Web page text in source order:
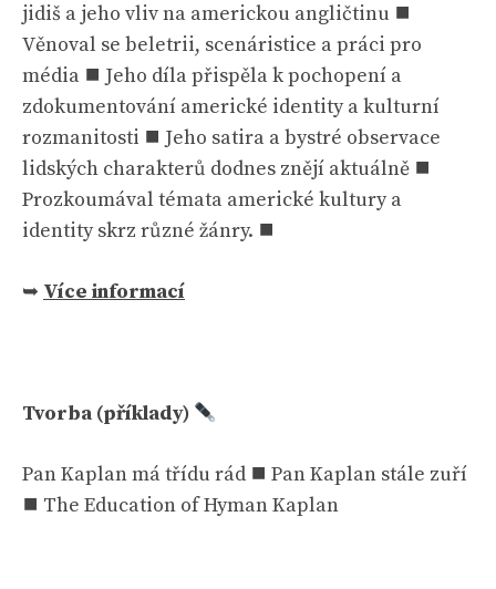
jidiš a jeho vliv na americkou angličtinu ⯀
Věnoval se beletrii, scenáristice a práci pro
média ⯀ Jeho díla přispěla k pochopení a
zdokumentování americké identity a kulturní
rozmanitosti ⯀ Jeho satira a bystré observace
lidských charakterů dodnes znějí aktuálně ⯀
Prozkoumával témata americké kultury a
identity skrz různé žánry. ⯀
➥ Více informací
Tvorba (příklady)
Pan Kaplan má třídu rád ⯀ Pan Kaplan stále zuří
⯀ The Education of Hyman Kaplan